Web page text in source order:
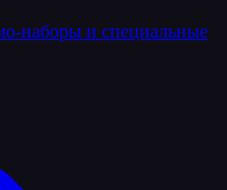
наборы и специальные